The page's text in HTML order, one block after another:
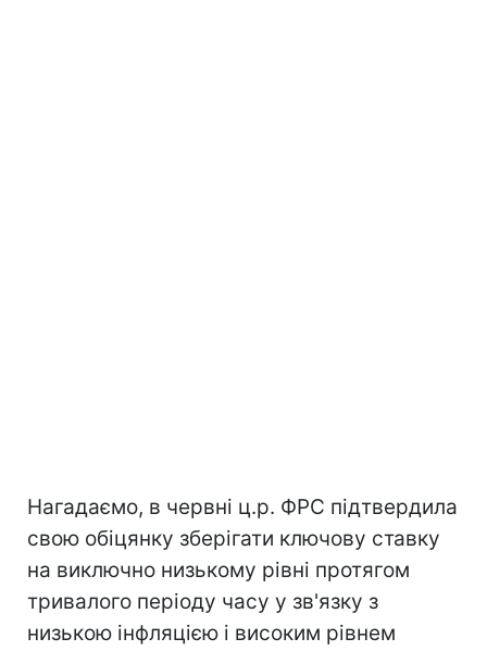
Нагадаємо, в червні ц.р. ФРС підтвердила
свою обіцянку зберігати ключову ставку
на виключно низькому рівні протягом
тривалого періоду часу у зв'язку з
низькою інфляцією і високим рівнем